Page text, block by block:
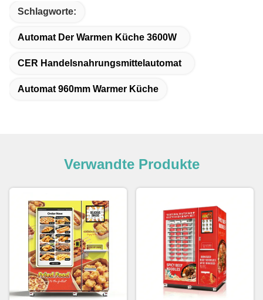
Schlagworte:
Automat Der Warmen Küche 3600W
CER Handelsnahrungsmittelautomat
Automat 960mm Warmer Küche
Verwandte Produkte